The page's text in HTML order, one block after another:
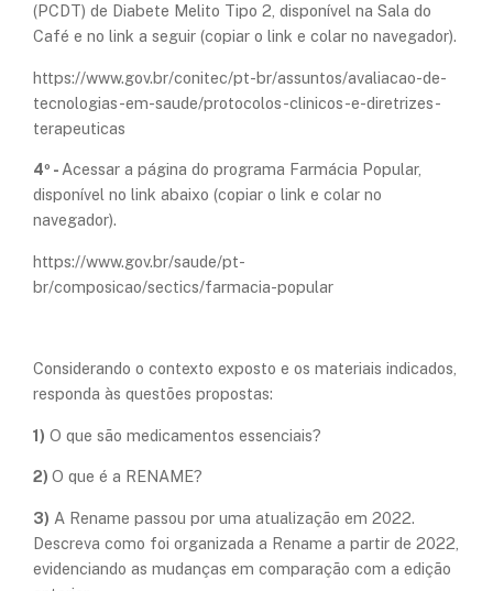
(PCDT) de Diabete Melito Tipo 2, disponível na Sala do
Café e no link a seguir (copiar o link e colar no navegador).
https://www.gov.br/conitec/pt-br/assuntos/avaliacao-de-
tecnologias-em-saude/protocolos-clinicos-e-diretrizes-
terapeuticas
4º - Acessar a página do programa Farmácia Popular,
disponível no link abaixo (copiar o link e colar no
navegador).
https://www.gov.br/saude/pt-
br/composicao/sectics/farmacia-popular
Considerando o contexto exposto e os materiais indicados,
responda às questões propostas:
1) O que são medicamentos essenciais?
2) O que é a RENAME?
3) A Rename passou por uma atualização em 2022.
Descreva como foi organizada a Rename a partir de 2022,
evidenciando as mudanças em comparação com a edição